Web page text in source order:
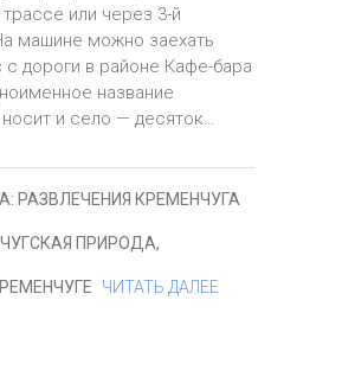
или через 3-й
машине можно заехать
дороги в районе Кафе-бара
название
и село — десяток…
РАЗВЛЕЧЕНИЯ КРЕМЕНЧУГА
ПРИРОДА,
ЧИТАТЬ ДАЛЕЕ